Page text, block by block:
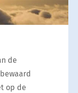
de
op de